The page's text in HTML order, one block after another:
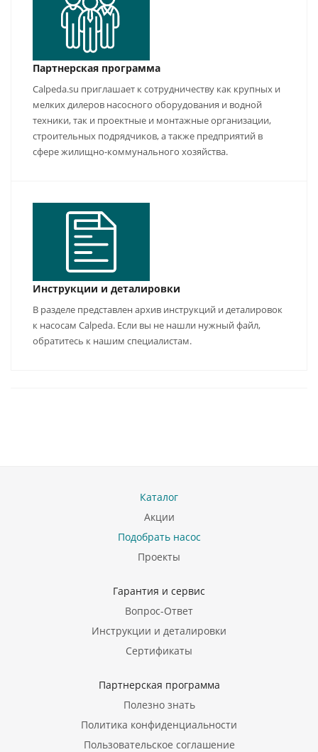
Партнерская программа
Calpeda.su приглашает к сотрудничеству как крупных и
мелких дилеров насосного оборудования и водной
техники, так и проектные и монтажные организации,
строительных подрядчиков, а также предприятий в
сфере жилищно-коммунального хозяйства.
Инструкции и деталировки
В разделе представлен архив инструкций и деталировок
к насосам Calpeda. Если вы не нашли нужный файл,
обратитесь к нашим специалистам.
Каталог
Акции
Подобрать насос
Проекты
Гарантия и сервис
Вопрос-Ответ
Инструкции и деталировки
Сертификаты
Партнерская программа
Полезно знать
Политика конфиденциальности
Пользовательское соглашение